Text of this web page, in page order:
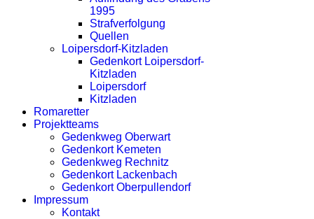
1995
Strafverfolgung
Quellen
Loipersdorf-Kitzladen
Gedenkort Loipersdorf-
Kitzladen
Loipersdorf
Kitzladen
Romaretter
Projektteams
Gedenkweg Oberwart
Gedenkort Kemeten
Gedenkweg Rechnitz
Gedenkort Lackenbach
Gedenkort Oberpullendorf
Impressum
Kontakt